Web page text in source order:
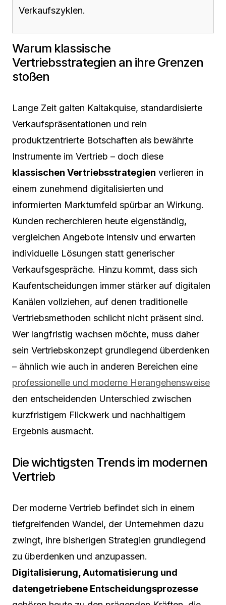
Verkaufszyklen.
Warum klassische
Vertriebsstrategien an ihre Grenzen
stoßen
Lange Zeit galten Kaltakquise, standardisierte
Verkaufspräsentationen und rein
produktzentrierte Botschaften als bewährte
Instrumente im Vertrieb – doch diese
klassischen Vertriebsstrategien verlieren in
einem zunehmend digitalisierten und
informierten Marktumfeld spürbar an Wirkung.
Kunden recherchieren heute eigenständig,
vergleichen Angebote intensiv und erwarten
individuelle Lösungen statt generischer
Verkaufsgespräche. Hinzu kommt, dass sich
Kaufentscheidungen immer stärker auf digitalen
Kanälen vollziehen, auf denen traditionelle
Vertriebsmethoden schlicht nicht präsent sind.
Wer langfristig wachsen möchte, muss daher
sein Vertriebskonzept grundlegend überdenken
– ähnlich wie auch in anderen Bereichen eine
professionelle und moderne Herangehensweise
den entscheidenden Unterschied zwischen
kurzfristigem Flickwerk und nachhaltigem
Ergebnis ausmacht.
Die wichtigsten Trends im modernen
Vertrieb
Der moderne Vertrieb befindet sich in einem
tiefgreifenden Wandel, der Unternehmen dazu
zwingt, ihre bisherigen Strategien grundlegend
zu überdenken und anzupassen.
Digitalisierung, Automatisierung und
datengetriebene Entscheidungsprozesse